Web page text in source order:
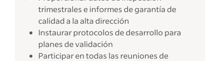
trimestrales e informes de garantía de
calidad a la alta dirección
Instaurar protocolos de desarrollo para
planes de validación
Participar en todas las reuniones de